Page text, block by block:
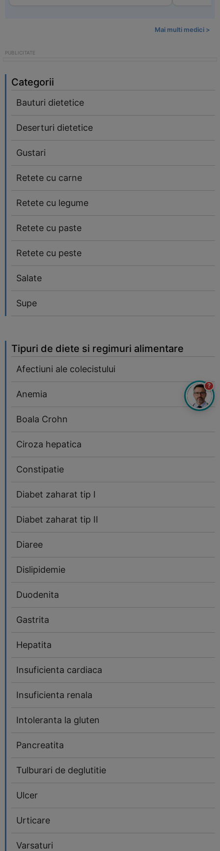
Mai multi medici >
Categorii
Bauturi dietetice
Deserturi dietetice
Gustari
Retete cu carne
Retete cu legume
Retete cu paste
Retete cu peste
Salate
Supe
Tipuri de diete si regimuri alimentare
Afectiuni ale colecistului
Anemia
Boala Crohn
Ciroza hepatica
Constipatie
Diabet zaharat tip I
Diabet zaharat tip II
Diaree
Dislipidemie
Duodenita
Gastrita
Hepatita
Insuficienta cardiaca
Insuficienta renala
Intoleranta la gluten
Pancreatita
Tulburari de deglutitie
Ulcer
Urticare
Varsaturi
?